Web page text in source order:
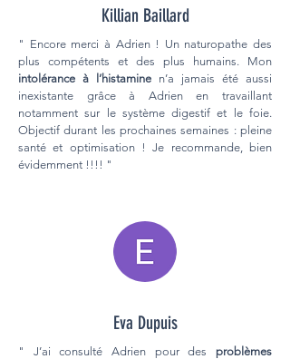
Killian Baillard
" Encore merci à Adrien ! Un naturopathe des
plus compétents et des plus humains. Mon
intolérance à l’histamine n’a jamais été aussi
inexistante grâce à Adrien en travaillant
notamment sur le système digestif et le foie.
Objectif durant les prochaines semaines : pleine
santé et optimisation ! Je recommande, bien
évidemment !!!! "
Eva Dupuis
" J’ai consulté Adrien pour des problèmes